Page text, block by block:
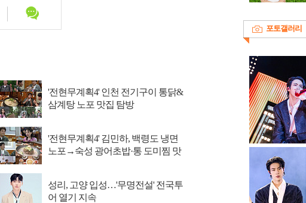
'전현무계획4' 인천 전기구이 통닭&
삼계탕 노포 맛집 탐방
'전현무계획4' 김민하, 백령도 냉면
노포→숙성 광어초밥·통 도미찜 맛
성리, 고양 입성…'무명전설' 전국투
어 열기 지속
포토갤러리